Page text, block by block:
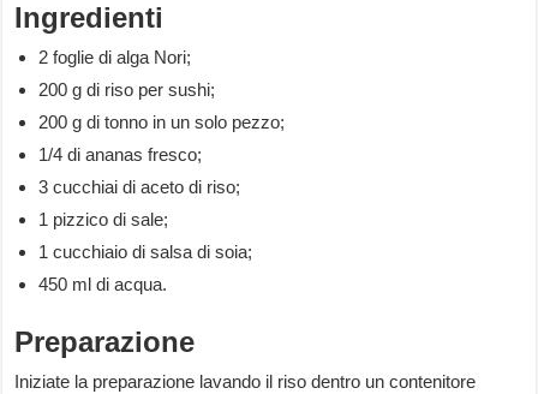
Ingredienti
2 foglie di alga Nori;
200 g di riso per sushi;
200 g di tonno in un solo pezzo;
1/4 di ananas fresco;
3 cucchiai di aceto di riso;
1 pizzico di sale;
1 cucchiaio di salsa di soia;
450 ml di acqua.
Preparazione
Iniziate la preparazione lavando il riso dentro un contenitore